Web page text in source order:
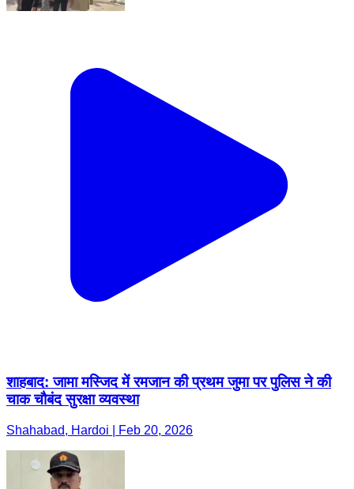
शाहबाद: जामा मस्जिद में रमजान की प्रथम जुमा पर पुलिस ने की
चाक चौबंद सुरक्षा व्यवस्था
Shahabad, Hardoi | Feb 20, 2026